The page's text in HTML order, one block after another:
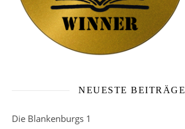
NEUESTE BEITRÄGE
Die Blankenburgs 1